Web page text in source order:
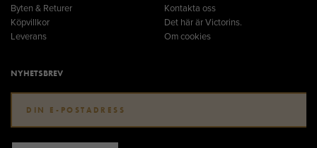
Byten & Returer
Köpvillkor
Leverans
Kontakta oss
Det här är Victorins.
Om cookies
NYHETSBREV